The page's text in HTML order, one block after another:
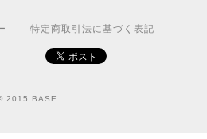
特定商取引法に基づく表記
2015 BASE.